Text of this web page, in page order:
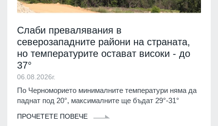
Слаби превалявания в
северозападните райони на страната,
но температурите остават високи - до
37°
06.08.2026г.
По Черноморието минималните температури няма да
паднат под 20°, максималните ще бъдат 29°-31°
ПРОЧЕТЕТЕ ПОВЕЧЕ